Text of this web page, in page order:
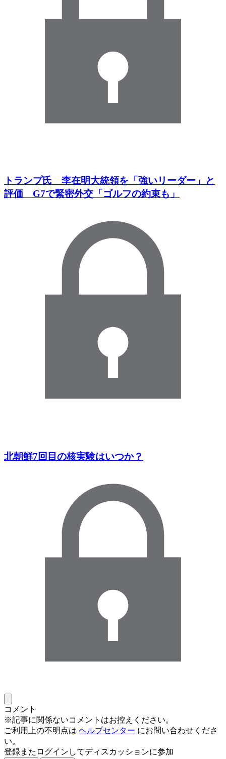
トランプ氏 李在明大統領を「強いリーダー」と
評価 G7で緊密外交「ゴルフの約束も」
北朝鮮7回目の核実験はいつか？
コメント
※記事に関係ないコメントはお控えください。
ご利用上の不明点は ヘルプセンター にお問い合わせくださ
い。
登録またログインしてディスカッションに参加